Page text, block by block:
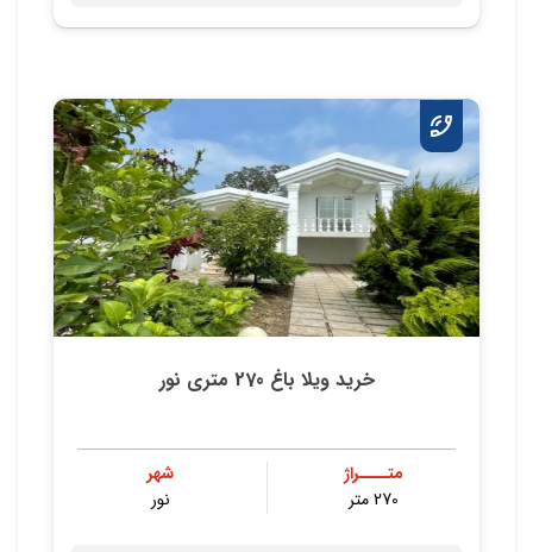
خرید ویلا باغ 270 متری نور
متــــراژ
270 متر
شهر
نور